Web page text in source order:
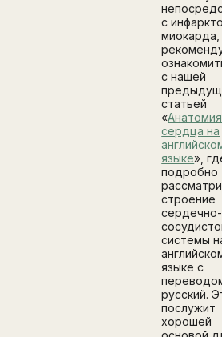
с
миокарда,
с нашей
статьей
«Анатомия
сердца на
языке»,
подробно
строение
сердечно-
системы
языке с
русский.
послужит
хорошей